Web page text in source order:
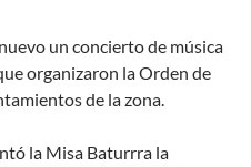
un concierto de música
que organizaron la Orden de
de la zona.
la Misa Baturrra la